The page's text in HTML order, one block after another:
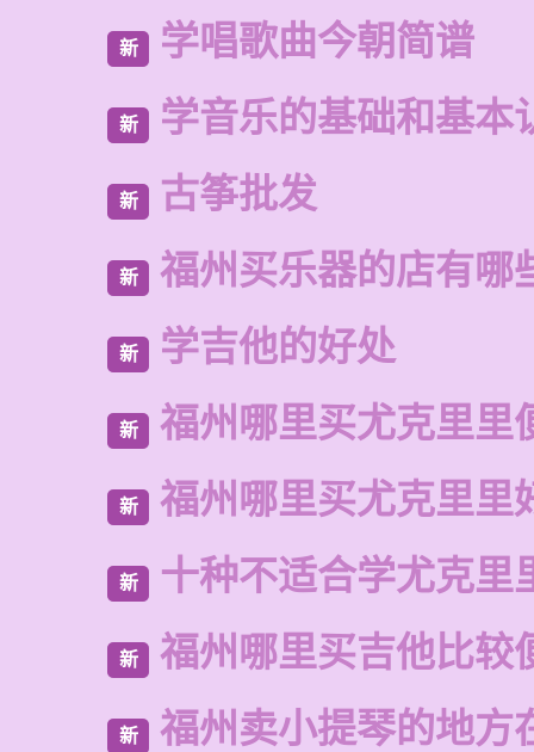
新 学唱歌曲今朝简谱
新 学音乐的基础和基本
新 古筝批发
新 福州买乐器的店有哪
新 学吉他的好处
新 福州哪里买尤克里里
新 福州哪里买尤克里里
新 十种不适合学尤克里
新 福州哪里买吉他比较
新 福州卖小提琴的地方